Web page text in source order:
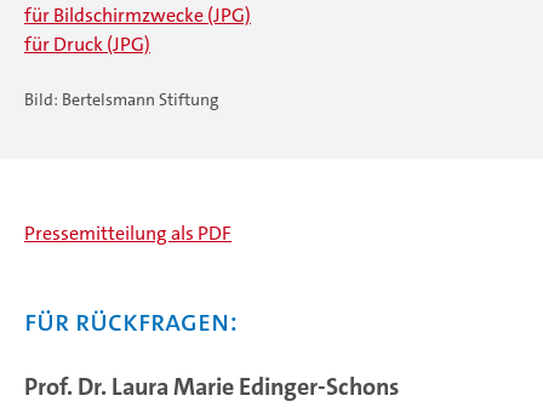
für Bildschirmzwecke (JPG)
für Druck (JPG)
Bild: Bertelsmann Stiftung
Pressemitteilung als PDF
Für Rückfragen:
Prof. Dr. Laura Marie Edinger-Schons